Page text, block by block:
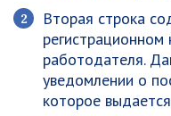
Вторая строка
работодателя.
уведомлении о
которое